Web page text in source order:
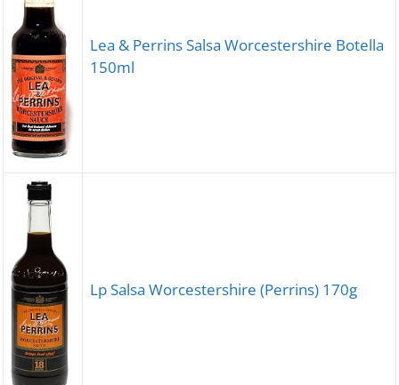
Lea & Perrins Salsa Worcestershire Botella
150ml
Lp Salsa Worcestershire (Perrins) 170g